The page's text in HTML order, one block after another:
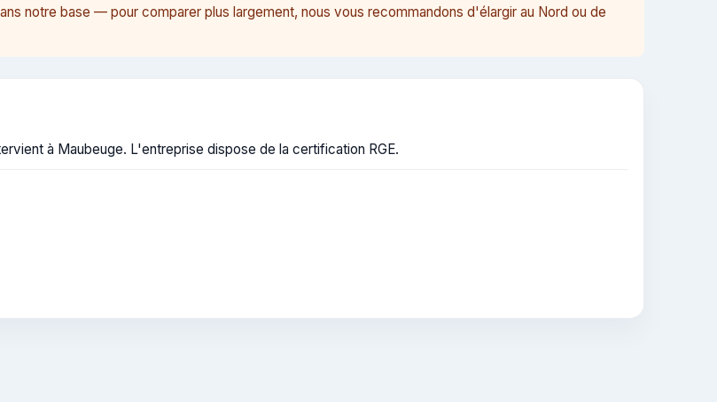
notre base — pour comparer plus largement, nous vous recommandons d'élargir au Nord ou de
à Maubeuge. L'entreprise dispose de la certification RGE.